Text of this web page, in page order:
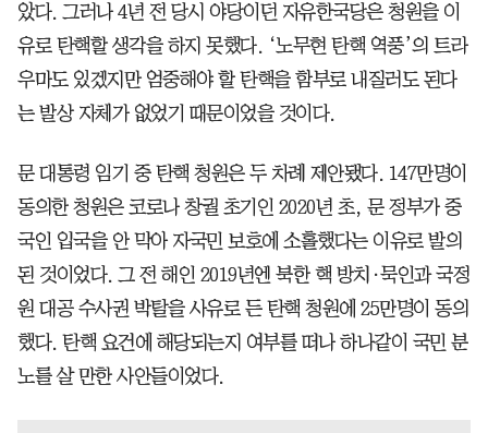
았다. 그러나 4년 전 당시 야당이던 자유한국당은 청원을 이
유로 탄핵할 생각을 하지 못했다. ‘노무현 탄핵 역풍’의 트라
우마도 있겠지만 엄중해야 할 탄핵을 함부로 내질러도 된다
는 발상 자체가 없었기 때문이었을 것이다.
문 대통령 임기 중 탄핵 청원은 두 차례 제안됐다. 147만명이
동의한 청원은 코로나 창궐 초기인 2020년 초, 문 정부가 중
국인 입국을 안 막아 자국민 보호에 소홀했다는 이유로 발의
된 것이었다. 그 전 해인 2019년엔 북한 핵 방치·묵인과 국정
원 대공 수사권 박탈을 사유로 든 탄핵 청원에 25만명이 동의
했다. 탄핵 요건에 해당되는지 여부를 떠나 하나같이 국민 분
노를 살 만한 사안들이었다.